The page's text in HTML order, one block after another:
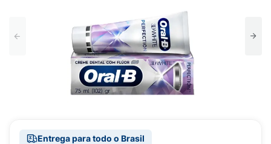
Entrega para todo o Brasil